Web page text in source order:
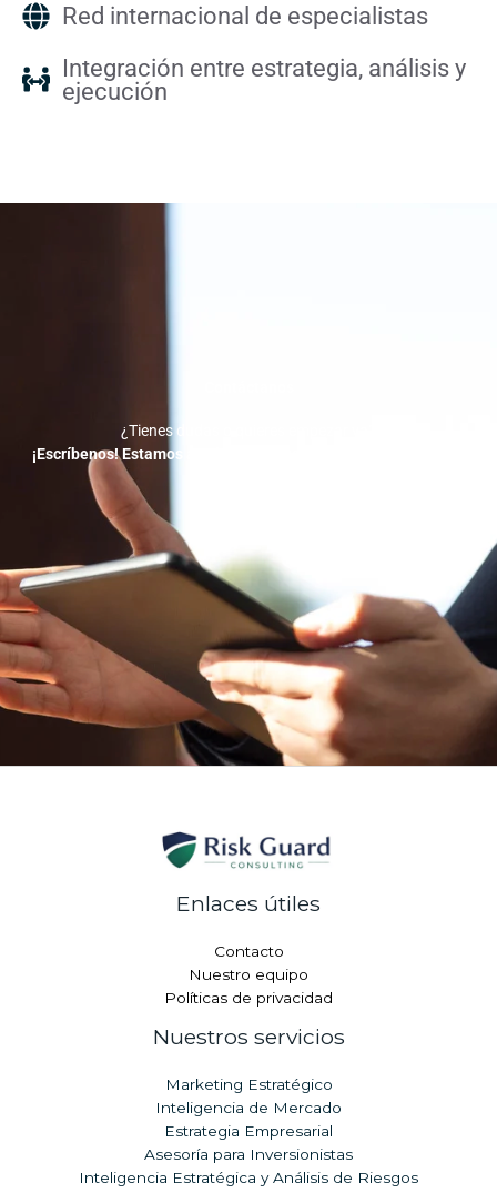
Red internacional de especialistas
Integración entre estrategia, análisis y
ejecución
¿Tienes dudas o quieres empezar ya?
¡Escríbenos! Estamos a solo un mensaje de ayudarte a crecer.
Enlaces útiles
Contacto
Nuestro equipo
Políticas de privacidad
Nuestros servicios
Marketing Estratégico
Inteligencia de Mercado
Estrategia Empresarial
Asesoría para Inversionistas
Inteligencia Estratégica y Análisis de Riesgos